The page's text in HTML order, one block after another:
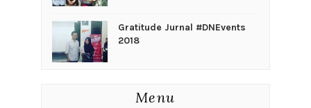
Gratitude Jurnal #DNEvents
2018
Menu